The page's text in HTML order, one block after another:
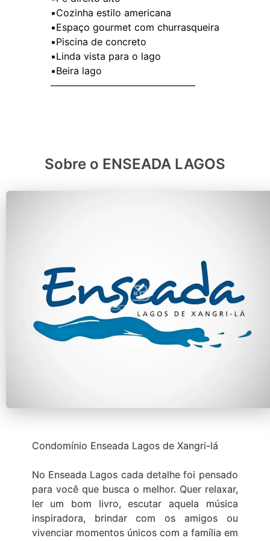
▪️Cozinha estilo americana
▪️Espaço gourmet com churrasqueira
▪️Piscina de concreto
▪️Linda vista para o lago
▪️Beira lago
———————————————
Sobre o ENSEADA LAGOS
Condomínio Enseada Lagos de Xangri-lá
No Enseada Lagos cada detalhe foi pensado
para você que busca o melhor. Quer relaxar,
ler um bom livro, escutar aquela música
inspiradora, brindar com os amigos ou
vivenciar momentos únicos com a família em